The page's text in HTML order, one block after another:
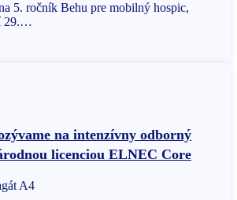
5. ročník Behu pre mobilný hospic,
29.…
na intenzívny odborný
licenciou ELNEC Core
A4